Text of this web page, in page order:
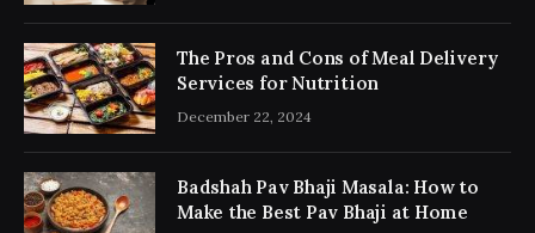
The Pros and Cons of Meal Delivery
Services for Nutrition
December 22, 2024
Badshah Pav Bhaji Masala: How to
Make the Best Pav Bhaji at Home